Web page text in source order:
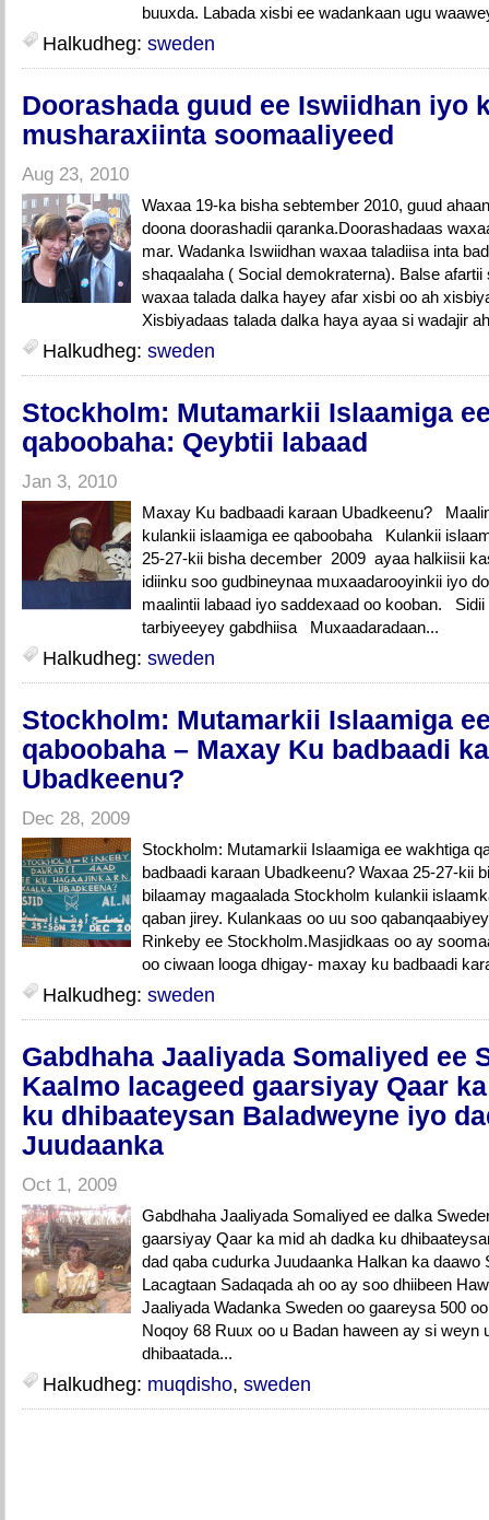
buuxda. Labada xisbi ee wadankaan ugu
Halkudheg: sweden
Doorashada guud ee Iswiidhan iyo
musharaxiinta soomaaliyeed
Aug 23, 2010
Waxaa 19-ka bisha sebtember 2010, guud
doona doorashadii qaranka.Doorashadaas
mar. Wadanka Iswiidhan waxaa taladiisa inta
shaqaalaha ( Social demokraterna). Balse
waxaa talada dalka hayey afar xisbi oo ah
Xisbiyadaas talada dalka haya ayaa si wadajir
Halkudheg: sweden
Stockholm: Mutamarkii Islaamiga
qaboobaha: Qeybtii labaad
Jan 3, 2010
Maxay Ku badbaadi karaan Ubadkeenu?
kulankii islaamiga ee qaboobaha Kulankii
25-27-kii bisha december 2009 ayaa halkiisii
idiinku soo gudbineynaa muxaadarooyinkii iyo
maalintii labaad iyo saddexaad oo kooban.
tarbiyeeyey gabdhiisa Muxaadaradaan...
Halkudheg: sweden
Stockholm: Mutamarkii Islaamiga
qaboobaha – Maxay Ku badbaadi
Ubadkeenu?
Dec 28, 2009
Stockholm: Mutamarkii Islaamiga ee wakhtiga
badbaadi karaan Ubadkeenu? Waxaa 25-27-kii
bilaamay magaalada Stockholm kulankii
qaban jirey. Kulankaas oo uu soo
Rinkeby ee Stockholm.Masjidkaas oo ay
oo ciwaan looga dhigay- maxay ku badbaadi
Halkudheg: sweden
Gabdhaha Jaaliyada Somaliyed ee
Kaalmo lacageed gaarsiyay Qaar
ku dhibaateysan Baladweyne iyo
Juudaanka
Oct 1, 2009
Gabdhaha Jaaliyada Somaliyed ee dalka
gaarsiyay Qaar ka mid ah dadka ku
dad qaba cudurka Juudaanka Halkan ka daawo
Lacagtaan Sadaqada ah oo ay soo dhiibeen
Jaaliyada Wadanka Sweden oo gaareysa 500
Noqoy 68 Ruux oo u Badan haween ay si weyn
dhibaatada...
Halkudheg: muqdisho, sweden